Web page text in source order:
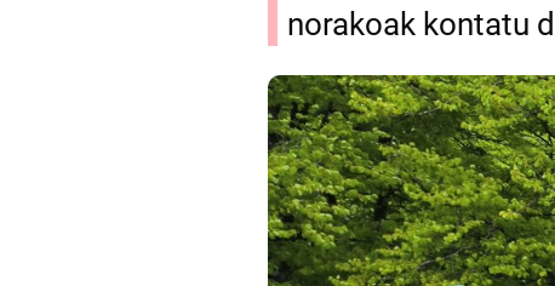
norakoak kontatu